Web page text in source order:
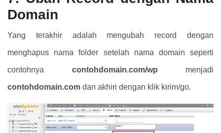
Domain
Yang terakhir adalah mengubah record dengan
menghapus nama folder setelah nama domain seperti
contohnya contohdomain.com/wp menjadi
contohdomain.com dan akhiri dengan klik kirim/go.